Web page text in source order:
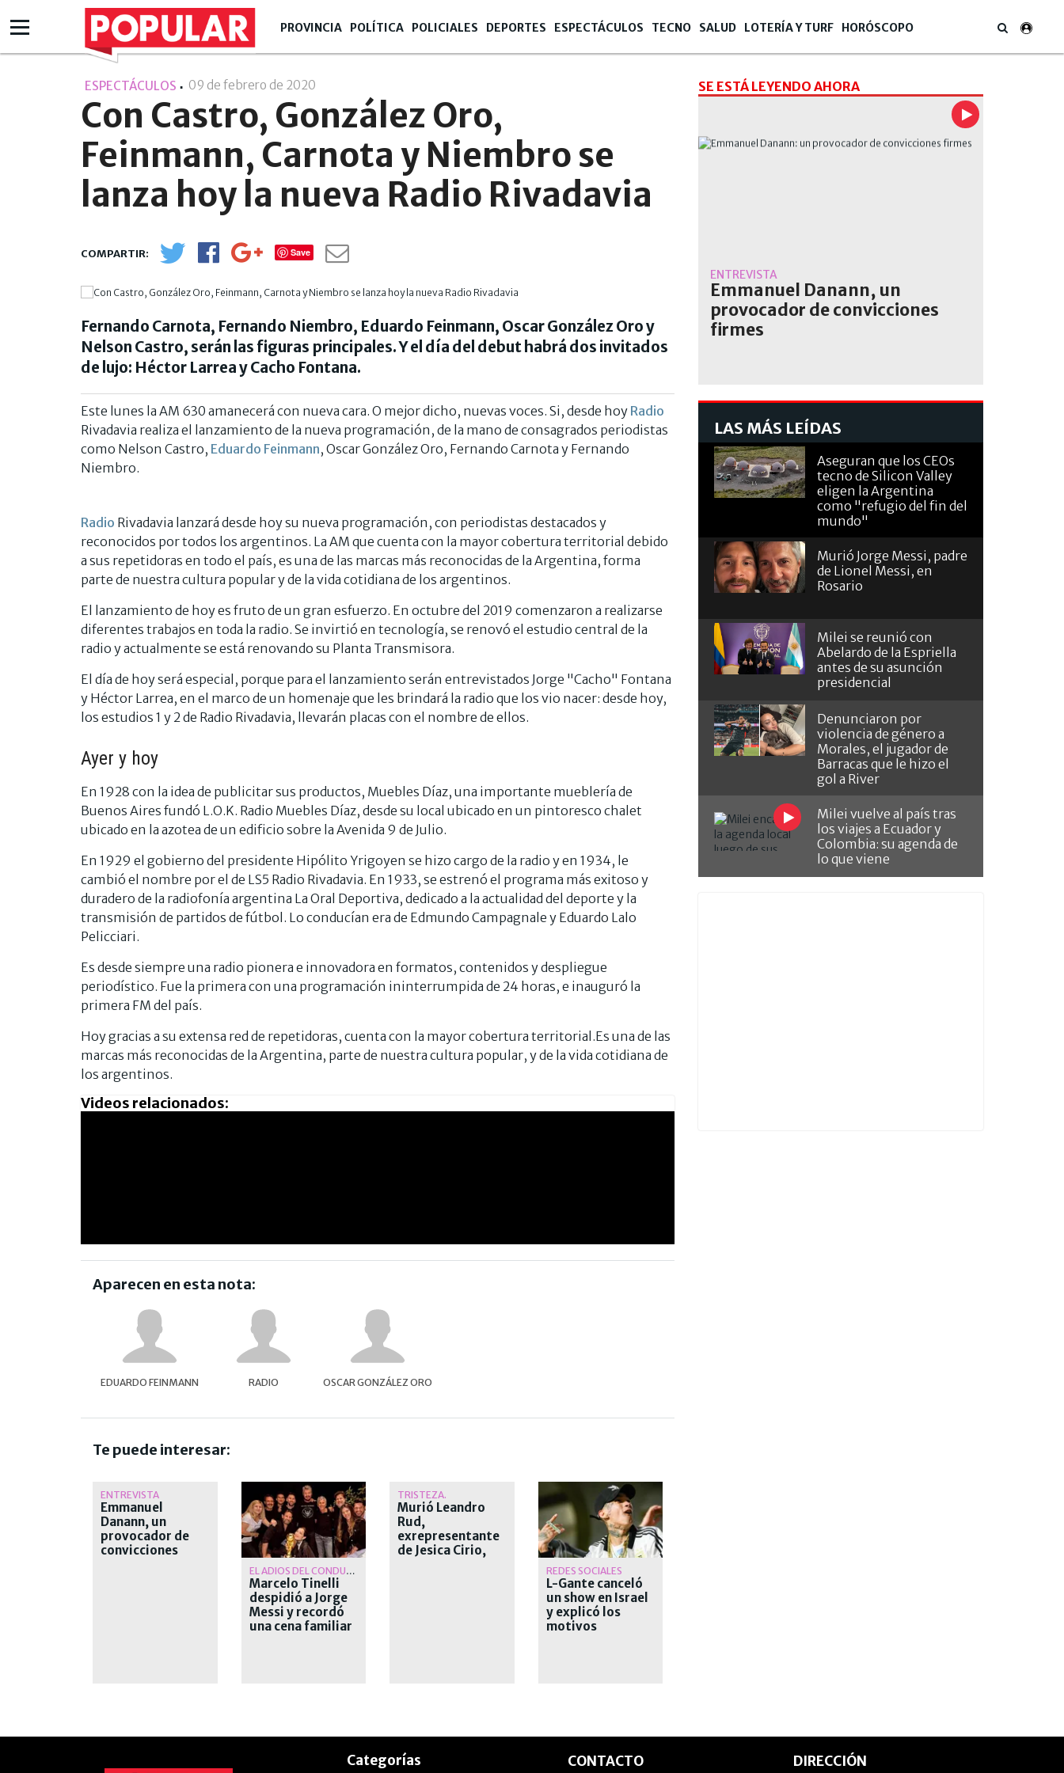
PROVINCIA POLÍTICA POLICIALES DEPORTES ESPECTÁCULOS TECNO SALUD LOTERÍA Y TURF HORÓSCOPO
ESPECTÁCULOS 09 de febrero de 2020
Con Castro, González Oro,
Feinmann, Carnota y Niembro se
lanza hoy la nueva Radio Rivadavia
Save
Fernando Carnota, Fernando Niembro, Eduardo Feinmann, Oscar González Oro y
Nelson Castro, serán las figuras principales. Y el día del debut habrá dos invitados
de lujo: Héctor Larrea y Cacho Fontana.
Este lunes la AM 630 amanecerá con nueva cara. O mejor dicho, nuevas voces. Si, desde hoy Radio
Rivadavia realiza el lanzamiento de la nueva programación, de la mano de consagrados periodistas
como Nelson Castro, Eduardo Feinmann, Oscar González Oro, Fernando Carnota y Fernando
Niembro.
Radio Rivadavia lanzará desde hoy su nueva programación, con periodistas destacados y
reconocidos por todos los argentinos. La AM que cuenta con la mayor cobertura territorial debido
a sus repetidoras en todo el país, es una de las marcas más reconocidas de la Argentina, forma
parte de nuestra cultura popular y de la vida cotidiana de los argentinos.
El lanzamiento de hoy es fruto de un gran esfuerzo. En octubre del 2019 comenzaron a realizarse
diferentes trabajos en toda la radio. Se invirtió en tecnología, se renovó el estudio central de la
radio y actualmente se está renovando su Planta Transmisora.
El día de hoy será especial, porque para el lanzamiento serán entrevistados Jorge "Cacho" Fontana
y Héctor Larrea, en el marco de un homenaje que les brindará la radio que los vio nacer: desde hoy,
los estudios 1 y 2 de Radio Rivadavia, llevarán placas con el nombre de ellos.
Ayer y hoy
En 1928 con la idea de publicitar sus productos, Muebles Díaz, una importante mueblería de
Buenos Aires fundó L.O.K. Radio Muebles Díaz, desde su local ubicado en un pintoresco chalet
ubicado en la azotea de un edificio sobre la Avenida 9 de Julio.
En 1929 el gobierno del presidente Hipólito Yrigoyen se hizo cargo de la radio y en 1934, le
cambió el nombre por el de LS5 Radio Rivadavia. En 1933, se estrenó el programa más exitoso y
duradero de la radiofonía argentina La Oral Deportiva, dedicado a la actualidad del deporte y la
transmisión de partidos de fútbol. Lo conducían era de Edmundo Campagnale y Eduardo Lalo
Pelicciari.
Es desde siempre una radio pionera e innovadora en formatos, contenidos y despliegue
periodístico. Fue la primera con una programación ininterrumpida de 24 horas, e inauguró la
primera FM del país.
Hoy gracias a su extensa red de repetidoras, cuenta con la mayor cobertura territorial.Es una de las
marcas más reconocidas de la Argentina, parte de nuestra cultura popular, y de la vida cotidiana de
los argentinos.
Videos relacionados:
Aparecen en esta nota:
EDUARDO FEINMANN RADIO OSCAR GONZÁLEZ ORO
Te puede interesar:
ENTREVISTA
Emmanuel
Danann, un
provocador de
convicciones
EL ADIOS DEL CONDUCTOR
Marcelo Tinelli
despidió a Jorge
Messi y recordó
una cena familiar
TRISTEZA.
Murió Leandro
Rud,
exrepresentante
de Jesica Cirio,
REDES SOCIALES
L-Gante canceló
un show en Israel
y explicó los
motivos
SE ESTÁ LEYENDO AHORA
ENTREVISTA
Emmanuel Danann, un
provocador de convicciones
firmes
LAS MÁS LEÍDAS
Aseguran que los CEOs
tecno de Silicon Valley
eligen la Argentina
como "refugio del fin del
mundo"
Murió Jorge Messi, padre
de Lionel Messi, en
Rosario
Milei se reunió con
Abelardo de la Espriella
antes de su asunción
presidencial
Denunciaron por
violencia de género a
Morales, el jugador de
Barracas que le hizo el
gol a River
Milei vuelve al país tras
los viajes a Ecuador y
Colombia: su agenda de
lo que viene
Categorías CONTACTO DIRECCIÓN